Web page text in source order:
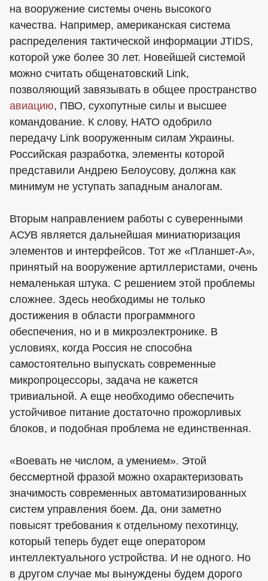
на вооружение системы очень высокого
качества. Например, американская система
распределения тактической информации JTIDS,
которой уже более 30 лет. Новейшей системой
можно считать общенатовский Link,
позволяющий завязывать в общее пространство
авиацию, ПВО, сухопутные силы и высшее
командование. К слову, НАТО одобрило
передачу Link вооруженным силам Украины.
Российская разработка, элементы которой
представили Андрею Белоусову, должна как
минимум не уступать западным аналогам.
Вторым направлением работы с суверенными
АСУВ является дальнейшая миниатюризация
элементов и интерфейсов. Тот же «Планшет-А»,
принятый на вооружение артиллеристами, очень
немаленькая штука. С решением этой проблемы
сложнее. Здесь необходимы не только
достижения в области программного
обеспечения, но и в микроэлектронике. В
условиях, когда Россия не способна
самостоятельно выпускать современные
микропроцессоры, задача не кажется
тривиальной. А еще необходимо обеспечить
устойчивое питание достаточно прожорливых
блоков, и подобная проблема не единственная.
«Воевать не числом, а умением». Этой
бессмертной фразой можно охарактеризовать
значимость современных автоматизированных
систем управления боем. Да, они заметно
повысят требования к отдельному пехотинцу,
который теперь будет еще оператором
интеллектуального устройства. И не одного. Но
в другом случае мы вынуждены будем дорого